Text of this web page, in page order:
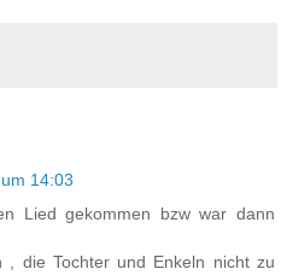
14:03
Lied gekommen bzw war dann
, die Tochter und Enkeln nicht zu